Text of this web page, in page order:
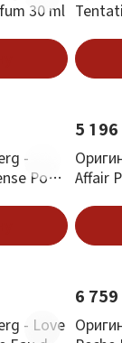
30 ml
ml
-
Pour
5 196
Affair
- Love
6 759